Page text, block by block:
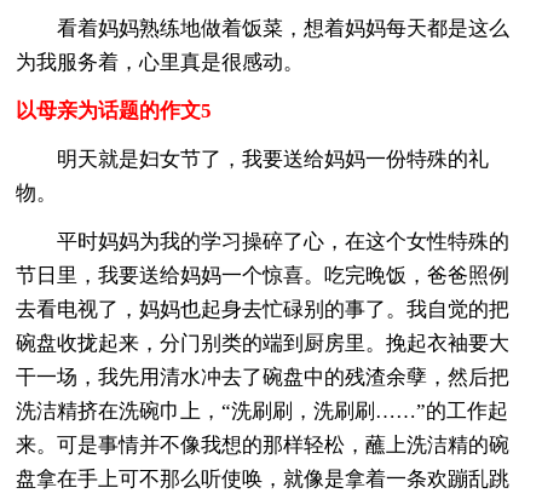
看着妈妈熟练地做着饭菜，想着妈妈每天都是这么
为我服务着，心里真是很感动。
以母亲为话题的作文5
明天就是妇女节了，我要送给妈妈一份特殊的礼
物。
平时妈妈为我的学习操碎了心，在这个女性特殊的
节日里，我要送给妈妈一个惊喜。吃完晚饭，爸爸照例
去看电视了，妈妈也起身去忙碌别的事了。我自觉的把
碗盘收拢起来，分门别类的端到厨房里。挽起衣袖要大
干一场，我先用清水冲去了碗盘中的残渣余孽，然后把
洗洁精挤在洗碗巾上，“洗刷刷，洗刷刷……”的工作起
来。可是事情并不像我想的那样轻松，蘸上洗洁精的碗
盘拿在手上可不那么听使唤，就像是拿着一条欢蹦乱跳